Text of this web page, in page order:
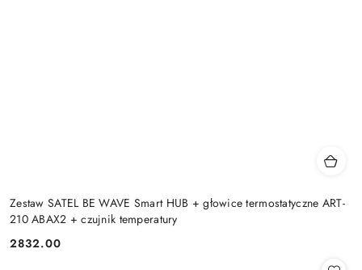
Zestaw SATEL BE WAVE Smart HUB + głowice termostatyczne ART-
210 ABAX2 + czujnik temperatury
Cena:
2832.00